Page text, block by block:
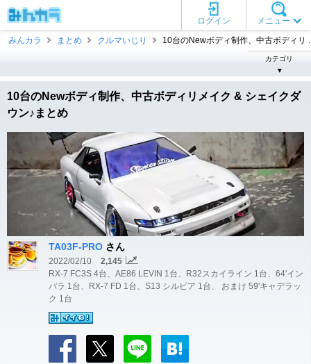
メニュー
ログイン
みんカラ
まとめ クルマいじり 10台のNewボディ制作、中古ボディリ
カテゴリ
▼
10台のNewボディ制作、中古ボディリメイク & シェイクダ
ウン♪まとめ
TA03F-PRO さん
2022/02/10
2,145
RX-7 FC3S 4台、AE86 LEVIN 1台、R32スカイライン 1台、64'イン
パラ 1台、RX-7 FD 1台、S13 シルビア 1台、 おまけ 59'キャデラッ
ク 1台